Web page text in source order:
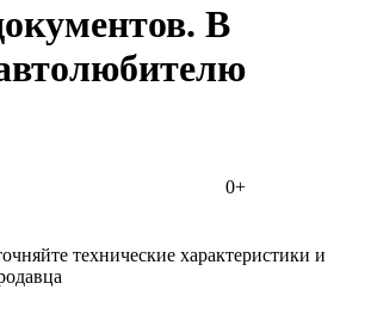
В
0+
технические характеристики и